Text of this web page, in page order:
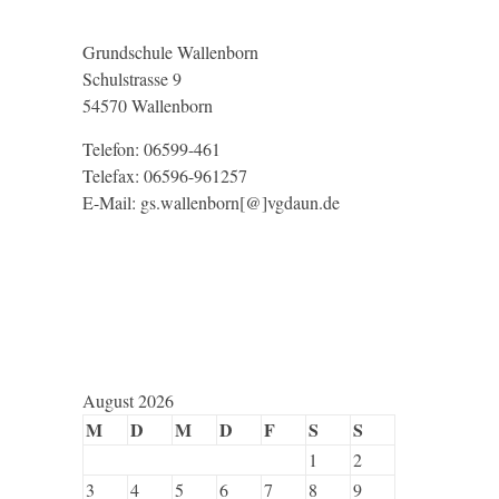
Grundschule Wallenborn
Schulstrasse 9
54570 Wallenborn
Telefon: 06599-461
Telefax: 06596-961257
E-Mail: gs.wallenborn[@]vgdaun.de
August 2026
M D M D F S S
1
2
3
4 5 6 7 8 9